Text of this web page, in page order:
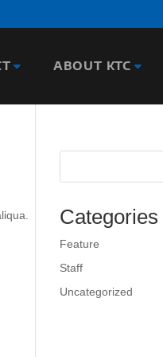
ABOUT KTC
Categories
Feature
Staff
Uncategorized